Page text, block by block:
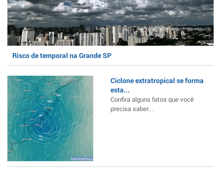
Risco de temporal na Grande SP
Ciclone extratropical se forma
esta...
Confira alguns fatos que você
precisa saber.. .